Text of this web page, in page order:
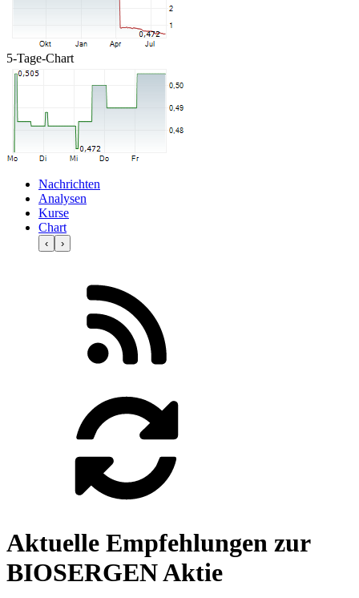
5-Tage-Chart
Nachrichten
Analysen
Kurse
Chart
‹ ›
Aktuelle Empfehlungen zur
BIOSERGEN Aktie